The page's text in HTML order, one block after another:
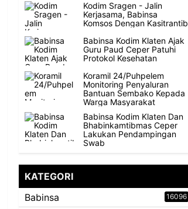
Kodim Sragen - Jalin
Kerjasama, Babinsa
Komsos Dengan Kasitrantib
Babinsa Kodim Klaten Ajak
Guru Paud Ceper Patuhi
Protokol Kesehatan
Koramil 24/Puhpelem
Monitoring Penyaluran
Bantuan Sembako Kepada
Warga Masyarakat
Babinsa Kodim Klaten Dan
Bhabinkamtibmas Ceper
Lakukan Pendampingan
Swab
KATEGORI
Babinsa
16096